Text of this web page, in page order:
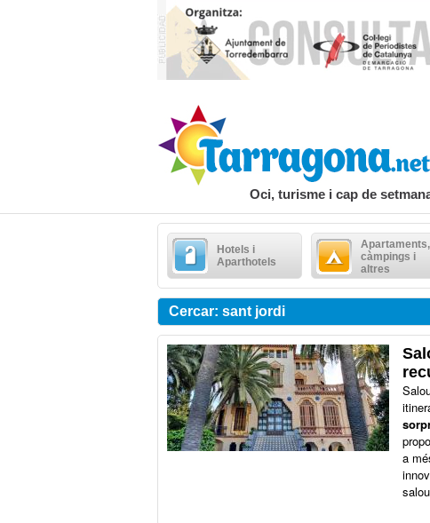
Oci, turisme i cap de
Hotels i
Aparthotels
Apartaments,
càmpings i
altres
Cercar: sant jordi
a